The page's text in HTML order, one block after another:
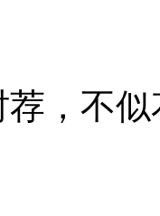
，不